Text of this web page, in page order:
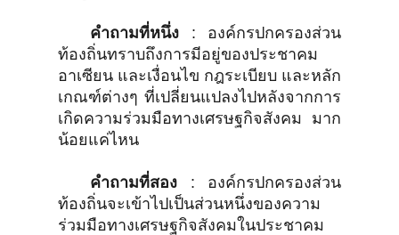
คำถามที่หนึ่ง : องค์กรปกครองส่วน
ท้องถิ่นทราบถึงการมีอยู่ของประชาคม
อาเซียน และเงื่อนไข กฎระเบียบ และหลัก
เกณฑ์ต่างๆ ที่เปลี่ยนแปลงไปหลังจากการ
เกิดความร่วมมือทางเศรษฐกิจสังคม มาก
น้อยแค่ไหน
คำถามที่สอง : องค์กรปกครองส่วน
ท้องถิ่นจะเข้าไปเป็นส่วนหนึ่งของความ
ร่วมมือทางเศรษฐกิจสังคมในประชาคม